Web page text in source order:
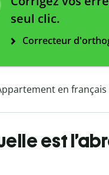
seul clic.
Correcteur
en français
est